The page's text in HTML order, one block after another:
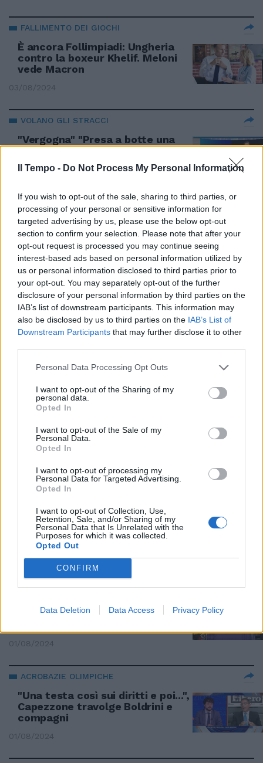
Il Tempo - Do Not Process My Personal Information
If you wish to opt-out of the sale, sharing to third parties, or
processing of your personal or sensitive information for
targeted advertising by us, please use the below opt-out
section to confirm your selection. Please note that after your
opt-out request is processed you may continue seeing
interest-based ads based on personal information utilized by
us or personal information disclosed to third parties prior to
your opt-out. You may separately opt-out of the further
disclosure of your personal information by third parties on the
IAB’s list of downstream participants. This information may
also be disclosed by us to third parties on the IAB’s List of
Downstream Participants that may further disclose it to other
Personal Data Processing Opt Outs
I want to opt-out of the Sharing of my
personal data.
Opted In
I want to opt-out of the Sale of my
Personal Data.
Opted In
I want to opt-out of processing my
Personal Data for Targeted Advertising.
Opted In
I want to opt-out of Collection, Use,
Retention, Sale, and/or Sharing of my
Personal Data that Is Unrelated with the
Purposes for which it was collected.
Opted Out
CONFIRM
Data Deletion Data Access Privacy Policy
FALLIMENTO DEI GIOCHI
È ancora Follimpiadi: Ungheria
contro la boxeur Khelif. Meloni
vede Macron
03/08/2024
VOLANO GLI STRACCI
"Vergogna" "Presa a botte una
donna": Khelif-Carini, che duello
tra Giubilei e Magi
L'ARIA CHE TIRA
"Distrutti decenni di battaglie
per le donne": Khelif-Carini,
Giubilei non si tiene
02/08/2024
DICE BASTA
Angela Carini appende i guantoni
al chiodo dopo le polemiche.
“Ciao boxe”
02/08/2024
PUGILATO
la baruffa social: la valanga di
interventi
GIOCHI TAROCKY
La follia woke sul ring. La
“intersex” Khelif picchia duro,
Carini lascia in lacrime
02/08/2024
Bufera "intersex" sulle
Olimpiadi, Meloni a Carini: "So
01/08/2024
ACROBAZIE OLIMPICHE
"Una testa così sui diritti e poi...",
Capezzone travolge Boldrini e
compagni
01/08/2024